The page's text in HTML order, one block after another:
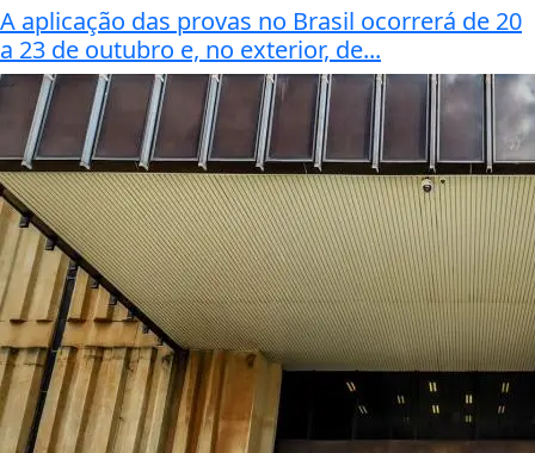
A aplicação das provas no Brasil ocorrerá de 20
a 23 de outubro e, no exterior, de...